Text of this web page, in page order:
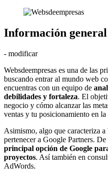
Información general
- modificar
Websdeempresas es una de las
buscando entrar al mundo web
encuentras con un equipo de
debilidades y fortaleza. El
negocio y cómo alcanzar las
ventas y tu posicionamiento en
Asimismo, algo que caracteriza a
pertenecer a Google Partners. De
principal opción de Google
proyectos. Así también en
AdWords.